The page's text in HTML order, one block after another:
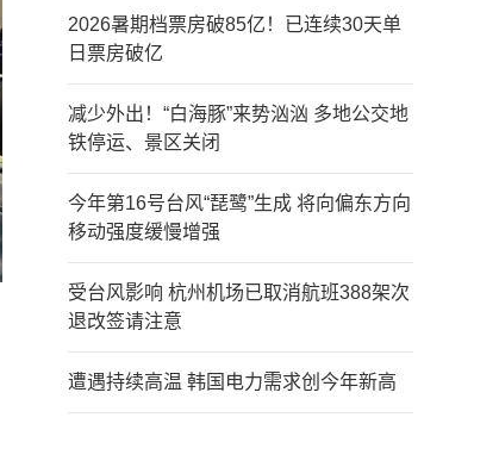
2026暑期档票房破85亿！已连续30天单
日票房破亿
减少外出！“白海豚”来势汹汹 多地公交地
铁停运、景区关闭
今年第16号台风“琵鹭”生成 将向偏东方向
移动强度缓慢增强
受台风影响 杭州机场已取消航班388架次
退改签请注意
遭遇持续高温 韩国电力需求创今年新高